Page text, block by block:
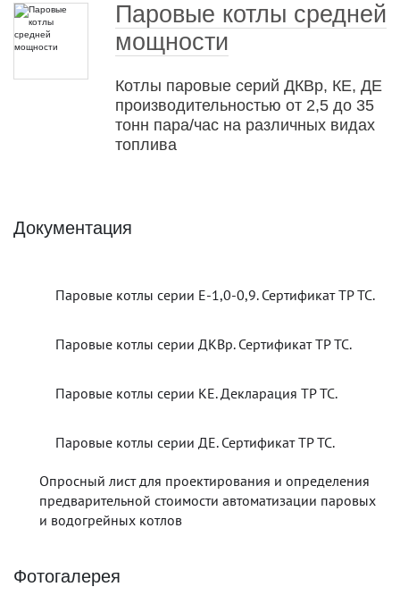
Паровые котлы средней
мощности
Котлы паровые серий ДКВр, КЕ, ДЕ
производительностью от 2,5 до 35
тонн пара/час на различных видах
топлива
Документация
Паровые котлы серии Е-1,0-0,9. Сертификат ТР ТС.
Паровые котлы серии ДКВр. Сертификат ТР ТС.
Паровые котлы серии КЕ. Декларация ТР ТС.
Паровые котлы серии ДЕ. Сертификат ТР ТС.
Опросный лист для проектирования и определения
предварительной стоимости автоматизации паровых
и водогрейных котлов
Фотогалерея